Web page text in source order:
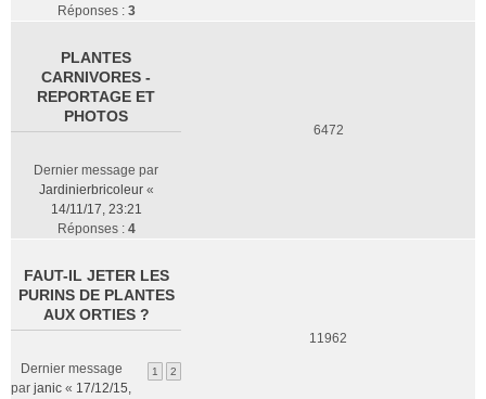
Réponses : 3
PLANTES
CARNIVORES -
REPORTAGE ET
PHOTOS
Dernier message par
Jardinierbricoleur«
14/11/17, 23:21
Réponses : 4
6472
FAUT-IL JETER LES
PURINS DE PLANTES
AUX ORTIES ?
1 2
Dernier message
par janic « 17/12/15,
11962